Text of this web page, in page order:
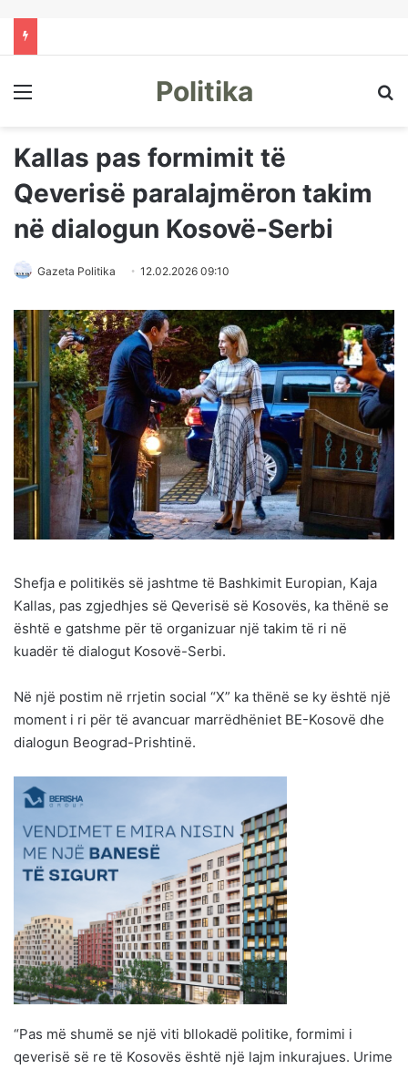
Menu Politika
Kallas pas formimit të
Qeverisë paralajmëron takim
në dialogun Kosovë-Serbi
Gazeta Politika 12.02.2026 09:10
Shefja e politikës së jashtme të Bashkimit Europian, Kaja
Kallas, pas zgjedhjes së Qeverisë së Kosovës, ka thënë se
është e gatshme për të organizuar një takim të ri në
kuadër të dialogut Kosovë-Serbi.
Në një postim në rrjetin social “X” ka thënë se ky është një
moment i ri për të avancuar marrëdhëniet BE-Kosovë dhe
dialogun Beograd-Prishtinë.
“Pas më shumë se një viti bllokadë politike, formimi i
qeverisë së re të Kosovës është një lajm inkurajues. Urime